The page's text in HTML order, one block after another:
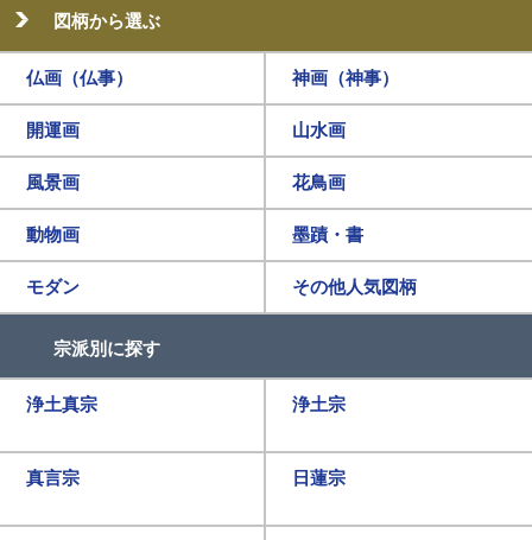
図柄から選ぶ
仏画（仏事） 神画（神事）
開運画 山水画
風景画 花鳥画
動物画 墨蹟・書
モダン その他人気図柄
宗派別に探す
浄土真宗 浄土宗
真言宗 日蓮宗